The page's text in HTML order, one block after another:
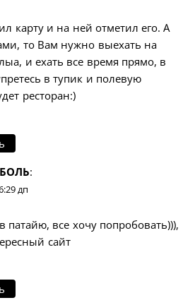
карту и на ней отметил его. А
то Вам нужно выехать на
и ехать все время прямо, в
в тупик и полевую
ресторан:)
:
дп
патайю, все хочу попробовать))),
сайт